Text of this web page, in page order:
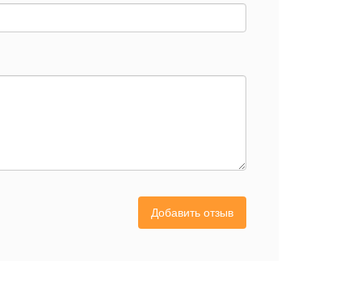
Добавить отзыв